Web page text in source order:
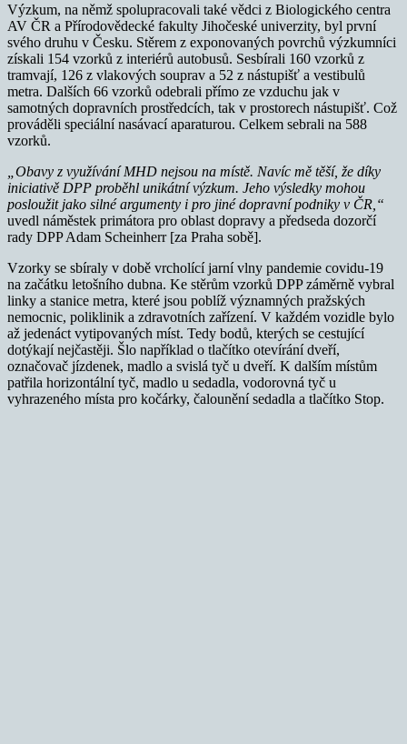
Výzkum, na němž spolupracovali také vědci z Biologického centra
AV ČR a Přírodovědecké fakulty Jihočeské univerzity, byl první
svého druhu v Česku. Stěrem z exponovaných povrchů výzkumníci
získali 154 vzorků z interiérů autobusů. Sesbírali 160 vzorků z
tramvají, 126 z vlakových souprav a 52 z nástupišť a vestibulů
metra. Dalších 66 vzorků odebrali přímo ze vzduchu jak v
samotných dopravních prostředcích, tak v prostorech nástupišť. Což
prováděli speciální nasávací aparaturou. Celkem sebrali na 588
vzorků.
„Obavy z využívání MHD nejsou na místě. Navíc mě těší, že díky
iniciativě DPP proběhl unikátní výzkum. Jeho výsledky mohou
posloužit jako silné argumenty i pro jiné dopravní podniky v ČR,“
uvedl náměstek primátora pro oblast dopravy a předseda dozorčí
rady DPP Adam Scheinherr [za Praha sobě].
Vzorky se sbíraly v době vrcholící jarní vlny pandemie covidu-19
na začátku letošního dubna. Ke stěrům vzorků DPP záměrně vybral
linky a stanice metra, které jsou poblíž významných pražských
nemocnic, poliklinik a zdravotních zařízení. V každém vozidle bylo
až jedenáct vytipovaných míst. Tedy bodů, kterých se cestující
dotýkají nejčastěji. Šlo například o tlačítko otevírání dveří,
označovač jízdenek, madlo a svislá tyč u dveří. K dalším místům
patřila horizontální tyč, madlo u sedadla, vodorovná tyč u
vyhrazeného místa pro kočárky, čalounění sedadla a tlačítko Stop.